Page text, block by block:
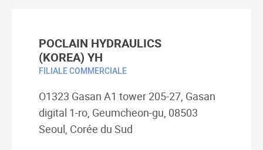
POCLAIN HYDRAULICS
(KOREA) YH
FILIALE COMMERCIALE
O1323 Gasan A1 tower 205-27, Gasan
digital 1-ro, Geumcheon-gu, 08503
Seoul, Corée du Sud